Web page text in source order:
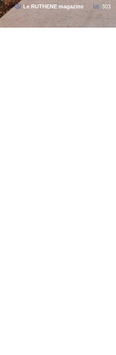
Le RUTHENE magazine 303